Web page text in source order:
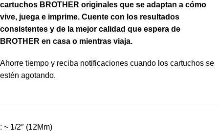
cartuchos BROTHER originales que se adaptan a cómo
vive, juega e imprime. Cuente con los resultados
consistentes y de la mejor calidad que espera de
BROTHER en casa o mientras viaja.
Ahorre tiempo y reciba notificaciones cuando los cartuchos se
estén agotando.
: ~ 1/2″ (12Mm)